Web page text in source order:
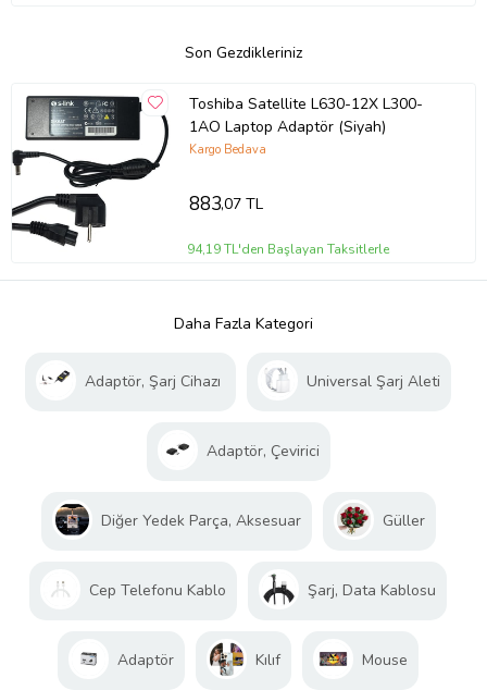
Son Gezdikleriniz
Toshiba Satellite L630-12X L300-
1AO Laptop Adaptör (Siyah)
Kargo Bedava
883,07 TL
94,19 TL'den Başlayan Taksitlerle
Daha Fazla Kategori
Adaptör, Şarj Cihazı Universal Şarj Aleti
Adaptör, Çevirici
Diğer Yedek Parça, Aksesuar Güller
Cep Telefonu Kablo Şarj, Data Kablosu
Adaptör Kılıf Mouse